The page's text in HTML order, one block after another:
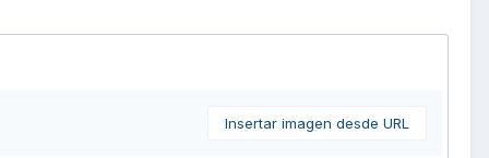
Insertar imagen desde URL